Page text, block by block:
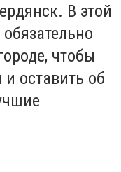
В этой
чтобы
оставить об